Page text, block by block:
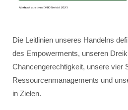
Die Leitlinien unseres Handelns
des Empowerments, unseren
Chancengerechtigkeit, unsere vier
Ressourcenmanagements und
in Zielen.